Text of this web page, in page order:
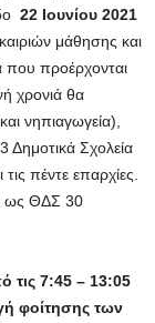
22 Ιουνίου 2021
μάθησης και
που προέρχονται
χρονιά θα
νηπιαγωγεία),
Δημοτικά Σχολεία
πέντε επαρχίες.
ως ΘΔΣ 30
τις 7:45 – 13:05
φοίτησης των